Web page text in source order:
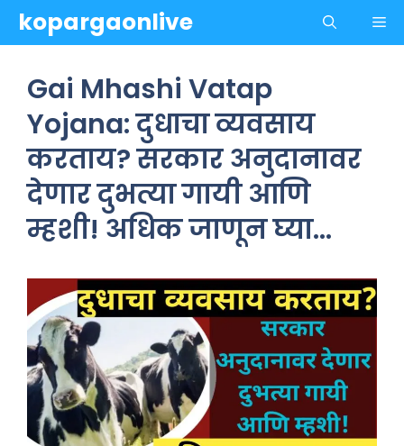
Skipkopargaonlive
Gai Mhashi Vatap
Yojana: दुधाचा व्यवसाय
करताय? सरकार अनुदानावर
देणार दुभत्या गायी आणि
म्हशी! अधिक जाणून घ्या…